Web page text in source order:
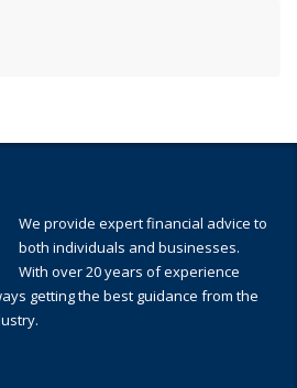
We provide expert financial advice to
both individuals and businesses.
With over 20 years of experience
getting the best guidance from the